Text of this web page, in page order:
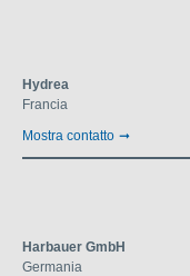
Hydrea
Francia
Mostra contatto
Harbauer GmbH
Germania